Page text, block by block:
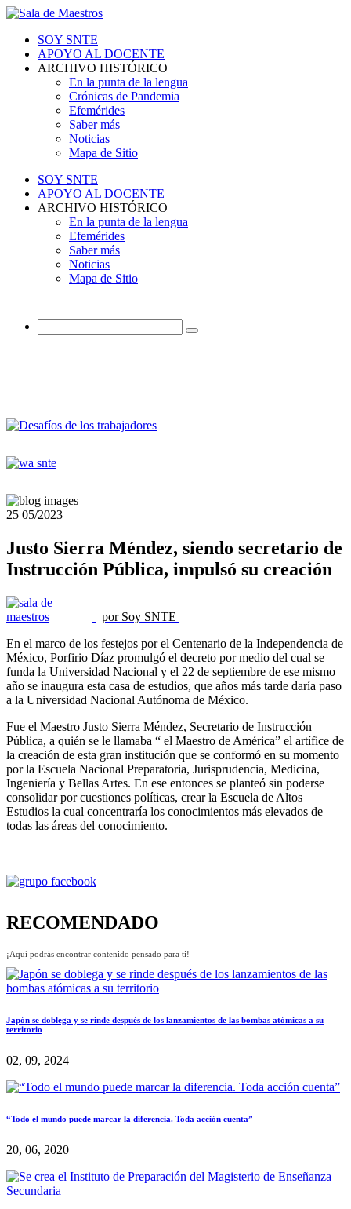
SOY SNTE
APOYO AL DOCENTE
ARCHIVO HISTÓRICO
En la punta de la lengua
Crónicas de Pandemia
Efemérides
Saber más
Noticias
Mapa de Sitio
SOY SNTE
APOYO AL DOCENTE
ARCHIVO HISTÓRICO
En la punta de la lengua
Efemérides
Saber más
Noticias
Mapa de Sitio
25 05/2023
Justo Sierra Méndez, siendo secretario de
Instrucción Pública, impulsó su creación
por Soy SNTE
En el marco de los festejos por el Centenario de la Independencia de
México, Porfirio Díaz promulgó el decreto por medio del cual se
funda la Universidad Nacional y el 22 de septiembre de ese mismo
año se inaugura esta casa de estudios, que años más tarde daría paso
a la Universidad Nacional Autónoma de México.
Fue el Maestro Justo Sierra Méndez, Secretario de Instrucción
Pública, a quién se le llamaba “ el Maestro de América” el artífice de
la creación de esta gran institución que se conformó en su momento
por la Escuela Nacional Preparatoria, Jurisprudencia, Medicina,
Ingeniería y Bellas Artes. En ese entonces se planteó sin poderse
consolidar por cuestiones políticas, crear la Escuela de Altos
Estudios la cual concentraría los conocimientos más elevados de
todas las áreas del conocimiento.
RECOMENDADO
¡Aquí podrás encontrar contenido pensado para ti!
Japón se doblega y se rinde después de los lanzamientos de las bombas atómicas a su
territorio
02, 09, 2024
“Todo el mundo puede marcar la diferencia. Toda acción cuenta”
20, 06, 2020